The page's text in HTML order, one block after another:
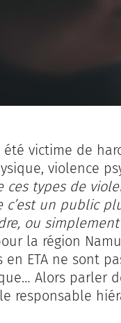
été victime de
violence
ces types de
un public
ou
la région
ETA ne sont
Alors parler
responsable